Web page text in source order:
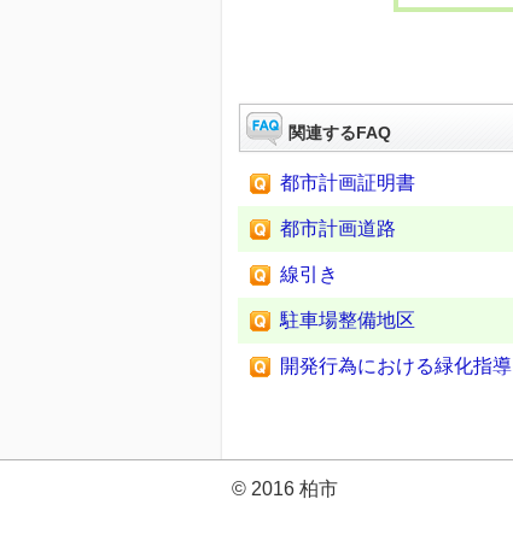
関連するFAQ
都市計画証明書
都市計画道路
線引き
駐車場整備地区
開発行為における緑化指導
© 2016 柏市